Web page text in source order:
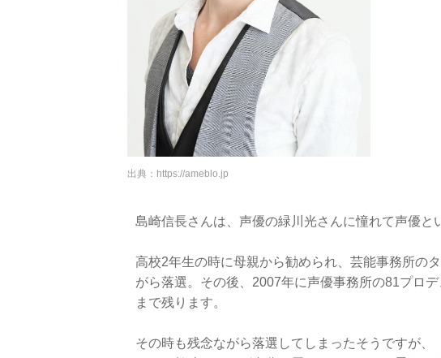
出典： https://ameblo.jp
島崎信長さんは、声優の緑川光さんに憧れて声優と
高校2年生の時に母親から勧められ、芸能事務所の
がら落選。その後、2007年に声優事務所の81プロ
まで残ります。
その時も残念ながら落選してしまったそうですが、